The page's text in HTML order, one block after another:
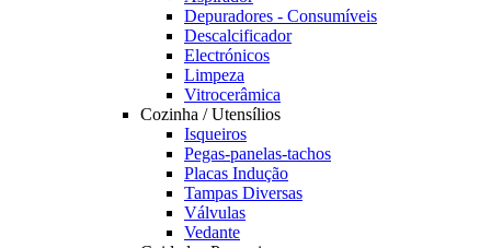
Depuradores - Consumíveis
Descalcificador
Electrónicos
Limpeza
Vitrocerâmica
Cozinha / Utensílios
Isqueiros
Pegas-panelas-tachos
Placas Indução
Tampas Diversas
Válvulas
Vedante